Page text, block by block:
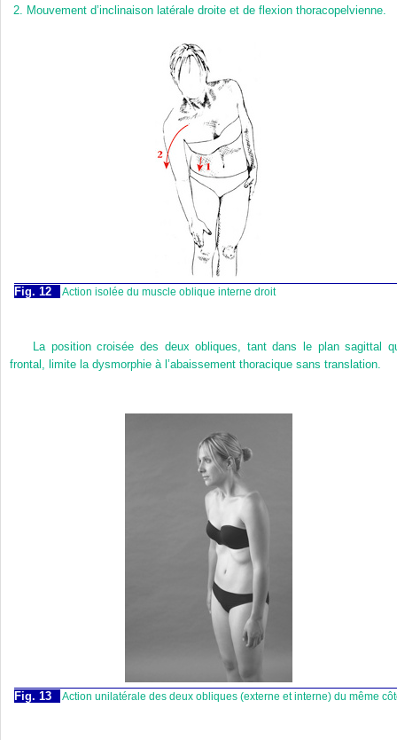
2. Mouvement d’inclinaison latérale droite et de flexion thoracopelvienne.
Fig. 12 Action isolée du muscle oblique interne droit
La position croisée des deux obliques, tant dans le plan sagittal
frontal, limite la dysmorphie à l’abaissement thoracique sans translation.
Fig. 13 Action unilatérale des deux obliques (externe et interne) du même